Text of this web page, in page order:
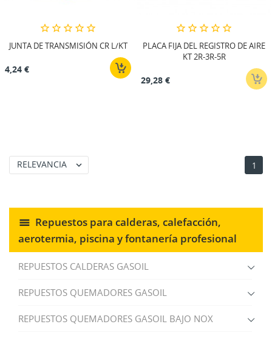
Repuestos para calderas, calefacción,
aerotermia, piscina y fontanería profesional
REPUESTOS CALDERAS GASOIL
REPUESTOS QUEMADORES GASOIL
REPUESTOS QUEMADORES GASOIL BAJO NOX
JUNTA DE TRANSMISIÓN CR L/KT
4,24 €
PLACA FIJA DEL REGISTRO DE AIRE
KT 2R-3R-5R
29,28 €
RELEVANCIA  1